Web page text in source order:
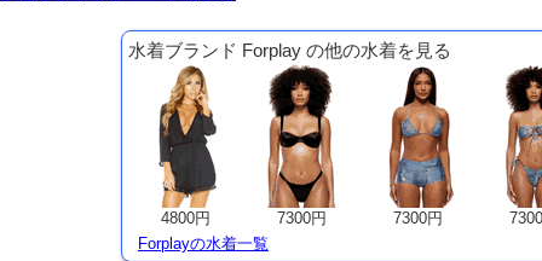
水着ブランド Forplay の他の水着を見る
4800円 7300円 7300円
Forplayの水着一覧